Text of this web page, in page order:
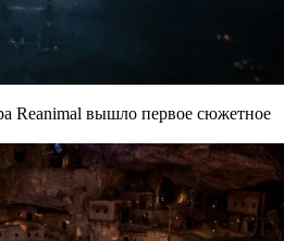
Reanimal вышло первое сюжетное